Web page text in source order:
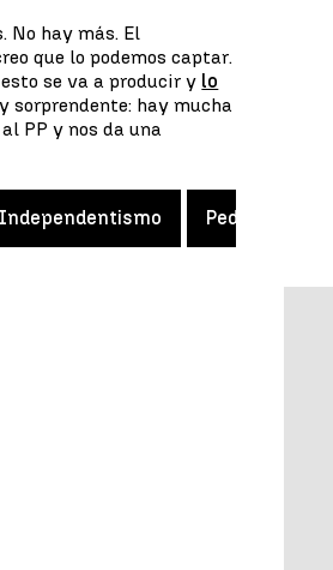
No hay más. El
que lo podemos captar.
se va a producir y lo
sorprendente: hay mucha
PP y nos da una
Independentismo Pedro